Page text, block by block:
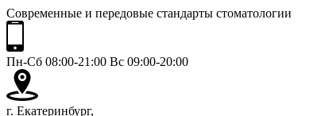
Современные и передовые стандарты стоматологии
Пн-Сб 08:00-21:00 Вс 09:00-20:00
г. Екатеринбург,